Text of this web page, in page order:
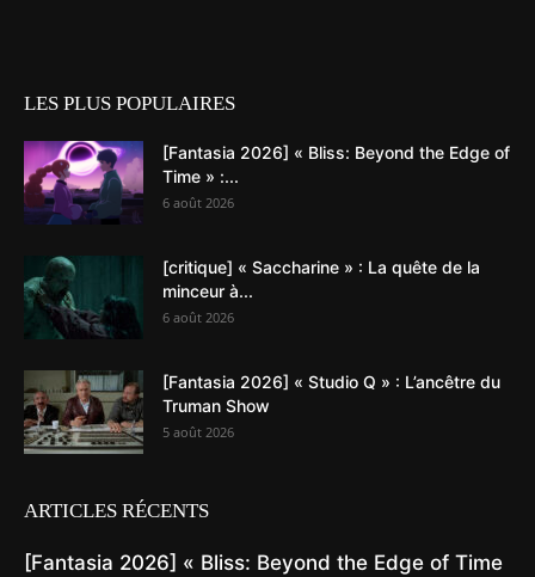
LES PLUS POPULAIRES
[Fantasia 2026] « Bliss: Beyond the Edge of
Time » :...
6 août 2026
[critique] « Saccharine » : La quête de la
minceur à...
6 août 2026
[Fantasia 2026] « Studio Q » : L’ancêtre du
Truman Show
5 août 2026
ARTICLES RÉCENTS
[Fantasia 2026] « Bliss: Beyond the Edge of Time